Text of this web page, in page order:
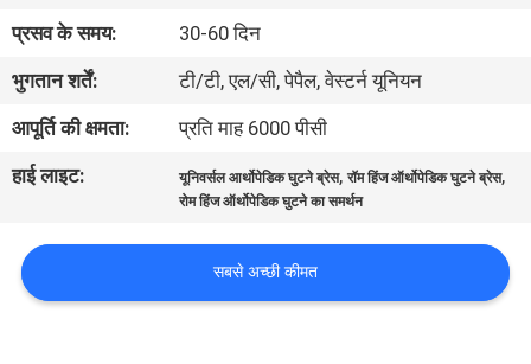
संपर्क
करें
समाचार
एक
उद्धरण
प्रसव के समय:
30-60 दिन
भुगतान शर्तें:
टी/टी, एल/सी, पेपैल, वेस्टर्न यूनियन
आपूर्ति की क्षमता:
प्रति माह 6000 पीसी
हाई लाइट:
यूनिवर्सल आर्थोपेडिक घुटने ब्रेस,रॉम हिंज ऑर्थोपेडिक घुटने ब्रेस,
रोम हिंज ऑर्थोपेडिक घुटने का समर्थन
सबसे अच्छी कीमत